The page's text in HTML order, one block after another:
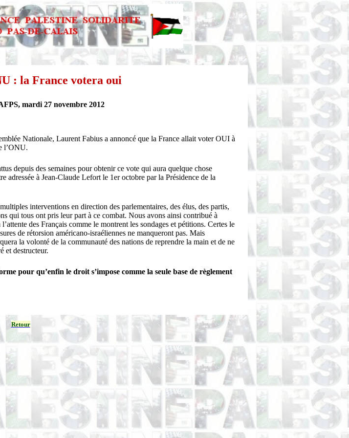
: la France votera oui
mardi 27 novembre 2012
Nationale, Laurent Fabius a annoncé que la France allait voter OUI à
l’ONU.
depuis des semaines pour obtenir ce vote qui aura quelque chose
adressée à Jean-Claude Lefort le 1er octobre par la Présidence de la
interventions en direction des parlementaires, des élus, des partis,
qui tous ont pris leur part à ce combat. Nous avons ainsi contribué à
des Français comme le montrent les sondages et pétitions. Certes le
de rétorsion américano-israéliennes ne manqueront pas. Mais
la volonté de la communauté des nations de reprendre la main et de ne
et destructeur.
pour qu’enfin le droit s’impose comme la seule base de règlement
Retour